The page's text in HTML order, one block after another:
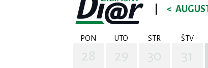
<
PON UTO STR ŠTV